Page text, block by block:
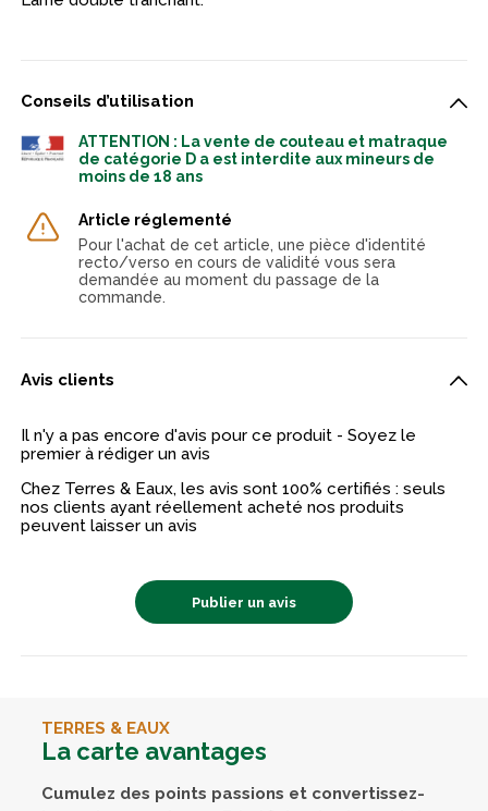
Conseils d’utilisation
ATTENTION : La vente de couteau et matraque
de catégorie D a est interdite aux mineurs de
moins de 18 ans
Article réglementé
Pour l'achat de cet article, une pièce d'identité
recto/verso en cours de validité vous sera
demandée au moment du passage de la
commande.
Avis clients
Il n'y a pas encore d'avis pour ce produit - Soyez le
premier à rédiger un avis
Chez Terres & Eaux, les avis sont 100% certifiés : seuls
nos clients ayant réellement acheté nos produits
peuvent laisser un avis
Publier un avis
TERRES & EAUX
La carte avantages
Cumulez des points passions et convertissez-